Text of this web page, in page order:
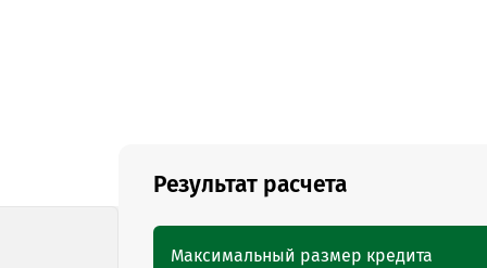
Результат расчета
Максимальный размер кредита